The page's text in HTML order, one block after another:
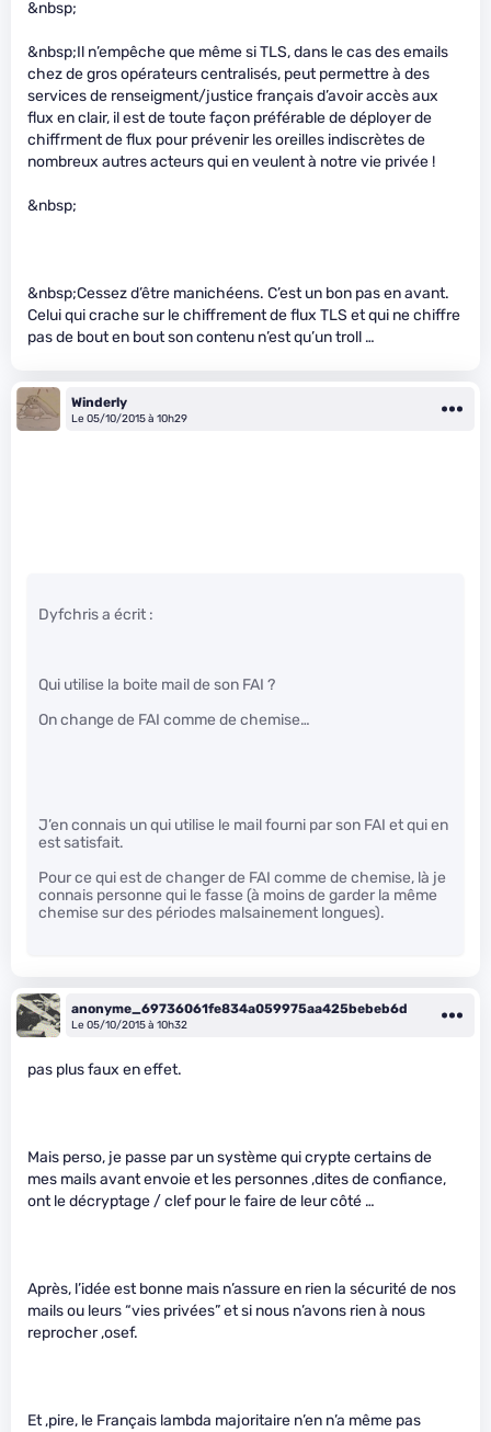
&nbsp;
&nbsp;Il n’empêche que même si TLS, dans le cas des emails
chez de gros opérateurs centralisés, peut permettre à des
services de renseigment/justice français d’avoir accès aux
flux en clair, il est de toute façon préférable de déployer de
chiffrment de flux pour prévenir les oreilles indiscrètes de
nombreux autres acteurs qui en veulent à notre vie privée !
&nbsp;
&nbsp;Cessez d’être manichéens. C’est un bon pas en avant.
Celui qui crache sur le chiffrement de flux TLS et qui ne chiffre
pas de bout en bout son contenu n’est qu’un troll …
Winderly
Le 05/10/2015 à 10h29
Dyfchris a écrit :
Qui utilise la boite mail de son FAI ?
On change de FAI comme de chemise…
J’en connais un qui utilise le mail fourni par son FAI et qui en
est satisfait.
Pour ce qui est de changer de FAI comme de chemise, là je
connais personne qui le fasse (à moins de garder la même
chemise sur des périodes malsainement longues).
anonyme_69736061fe834a059975aa425bebeb6d
Le 05/10/2015 à 10h32
pas plus faux en effet.
Mais perso, je passe par un système qui crypte certains de
mes mails avant envoie et les personnes ,dites de confiance,
ont le décryptage / clef pour le faire de leur côté …
Après, l’idée est bonne mais n’assure en rien la sécurité de nos
mails ou leurs “vies privées” et si nous n’avons rien à nous
reprocher ,osef.
Et ,pire, le Français lambda majoritaire n’en n’a même pas